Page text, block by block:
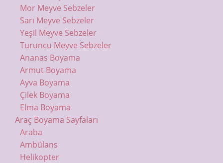
Mor Meyve Sebzeler
Sarı Meyve Sebzeler
Yeşil Meyve Sebzeler
Turuncu Meyve Sebzeler
Ananas Boyama
Armut Boyama
Ayva Boyama
Çilek Boyama
Elma Boyama
Araç Boyama Sayfaları
Araba
Ambülans
Helikopter